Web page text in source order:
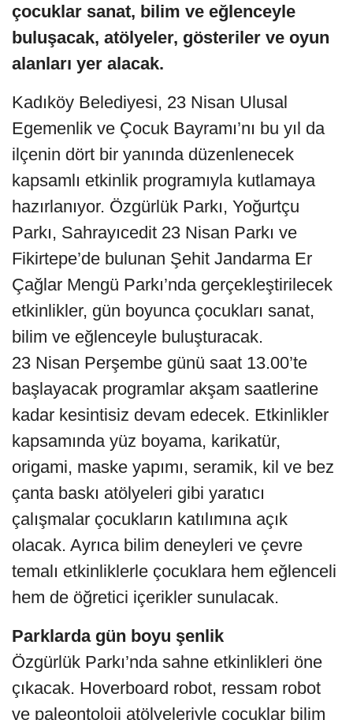
çocuklar sanat, bilim ve eğlenceyle
buluşacak, atölyeler, gösteriler ve oyun
alanları yer alacak.
Kadıköy Belediyesi, 23 Nisan Ulusal
Egemenlik ve Çocuk Bayramı’nı bu yıl da
ilçenin dört bir yanında düzenlenecek
kapsamlı etkinlik programıyla kutlamaya
hazırlanıyor. Özgürlük Parkı, Yoğurtçu
Parkı, Sahrayıcedit 23 Nisan Parkı ve
Fikirtepe’de bulunan Şehit Jandarma Er
Çağlar Mengü Parkı’nda gerçekleştirilecek
etkinlikler, gün boyunca çocukları sanat,
bilim ve eğlenceyle buluşturacak.
23 Nisan Perşembe günü saat 13.00’te
başlayacak programlar akşam saatlerine
kadar kesintisiz devam edecek. Etkinlikler
kapsamında yüz boyama, karikatür,
origami, maske yapımı, seramik, kil ve bez
çanta baskı atölyeleri gibi yaratıcı
çalışmalar çocukların katılımına açık
olacak. Ayrıca bilim deneyleri ve çevre
temalı etkinliklerle çocuklara hem eğlenceli
hem de öğretici içerikler sunulacak.
Parklarda gün boyu şenlik
Özgürlük Parkı’nda sahne etkinlikleri öne
çıkacak. Hoverboard robot, ressam robot
ve paleontoloji atölyeleriyle çocuklar bilim